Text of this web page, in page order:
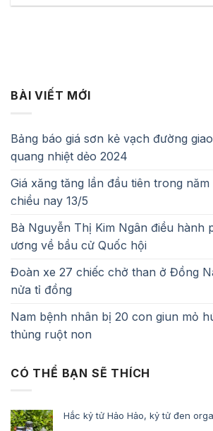
BÀI VIẾT MỚI
Bảng báo giá sơn kẻ vạch đường
quang nhiệt dẻo 2024
Giá xăng tăng lần đầu tiên trong năm
chiều nay 13/5
Bà Nguyễn Thị Kim Ngân điều hành
ương về bầu cử Quốc hội
Đoàn xe 27 chiếc chở than ở Đồng
nửa tỉ đồng
Nam bệnh nhân bị 20 con giun mỏ
thủng ruột non
CÓ THỂ BẠN SẼ THÍCH
Hắc kỷ tử Hảo Hảo, kỷ tử đen